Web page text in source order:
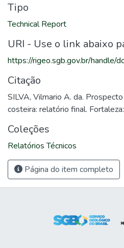
Tipo
Technical Report
URI - Use o link abaixo
https://rigeo.sgb.gov.br/handle/
Citação
SILVA, Vilmario A. da.
costeira: relatório final.
Coleções
Relatórios Técnicos
Página do item completo